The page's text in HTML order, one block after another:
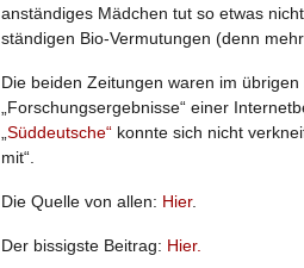
anständiges Mädchen tut so etwas
ständigen Bio-Vermutungen (denn
Die beiden Zeitungen waren im
„Forschungsergebnisse“ einer
Süddeutsche“ konnte sich nicht
mit“.
Die Quelle von allen: Hier.
Der bissigste Beitrag: Hier.